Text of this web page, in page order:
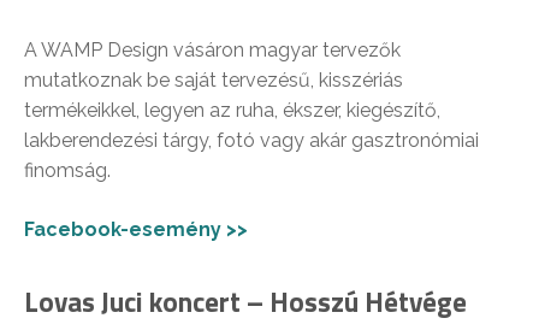
A WAMP Design vásáron magyar tervezők
mutatkoznak be saját tervezésű, kisszériás
termékeikkel, legyen az ruha, ékszer, kiegészítő,
lakberendezési tárgy, fotó vagy akár gasztronómiai
finomság.
Facebook-esemény >>
Lovas Juci koncert – Hosszú Hétvége